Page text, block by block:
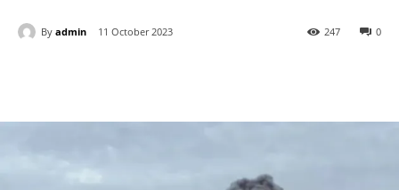
By admin 11 October 2023 0
247